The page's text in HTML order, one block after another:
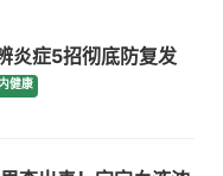
炎症5招彻底防复发
健康